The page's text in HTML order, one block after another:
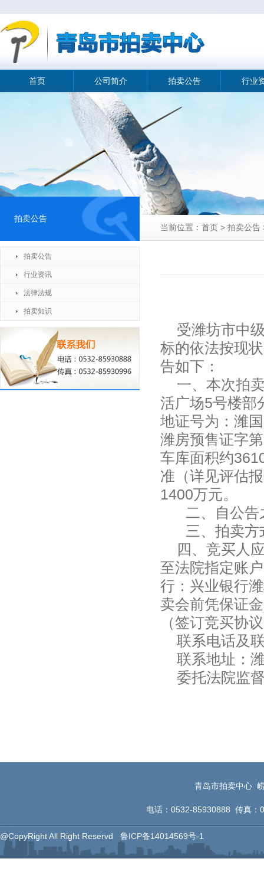
首页 公司简介 拍卖公告 行业
拍卖公告
拍卖公告
行业资讯
法律法规
拍卖知识
当前位置：首页 > 拍卖公
受潍坊市中级
标的依法按现
告如下：
一、本次拍卖
活广场5号楼部
地证号为：潍
潍房预售证字
车库面积约
准（详见评估
1400万元。
二、自公告
三、拍卖
四、竞买人应
至法院指定账
行：兴业银行
卖会前凭保证
（签订竞买协
联系电话及
联系地址：
委托法院监
青岛市拍卖中心
电话：0532-85930888 传真：
@CopyRight All Right Reservd 鲁ICP备14014569号-1